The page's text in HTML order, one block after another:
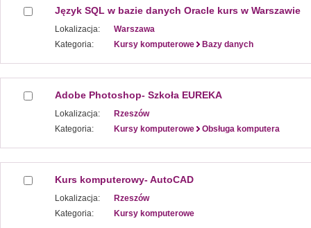
Język SQL w bazie danych Oracle kurs w Warszawie
Lokalizacja:
Warszawa
Kategoria:
Kursy komputerowe Bazy danych
Adobe Photoshop- Szkoła EUREKA
Lokalizacja:
Rzeszów
Kategoria:
Kursy komputerowe Obsługa komputera
Kurs komputerowy- AutoCAD
Lokalizacja:
Rzeszów
Kategoria:
Kursy komputerowe